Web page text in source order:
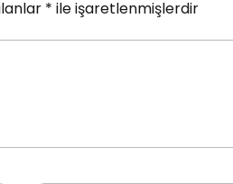
* ile işaretlenmişlerdir